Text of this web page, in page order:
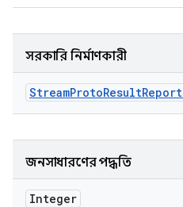
সরকারি নির্মাণকারী
StreamProtoResult
জনসাধারণের পদ্ধতি
Integer